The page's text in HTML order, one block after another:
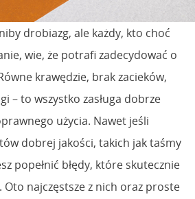
drobiazg, ale każdy, kto choć
wie, że potrafi zadecydować o
krawędzie, brak zacieków,
– to wszystko zasługa dobrze
użycia. Nawet jeśli
dobrej jakości, takich jak taśmy
popełnić błędy, które skutecznie
najczęstsze z nich oraz proste